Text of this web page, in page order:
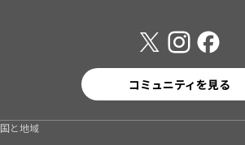
コミュニティを見る
国と地域